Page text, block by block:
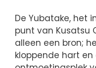
De Yubatake, het
punt van Kusatsu
alleen een bron;
kloppende hart